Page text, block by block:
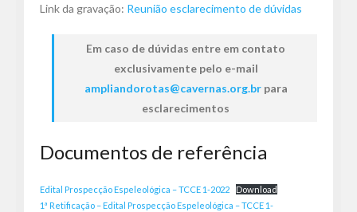
Link da gravação: Reunião esclarecimento de dúvidas
Em caso de dúvidas entre em contato
exclusivamente pelo e-mail
ampliandorotas@cavernas.org.brpara
esclarecimentos
Documentos de referência
Edital Prospecção Espeleológica – TCCE 1-2022
Download
1ª Retificação – Edital Prospecção Espeleológica – TCCE 1-